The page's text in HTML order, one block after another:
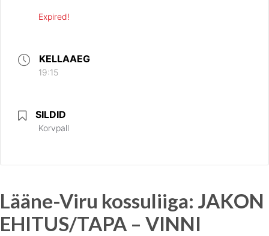
Expired!
KELLAAEG
19:15
SILDID
Korvpall
Lääne-Viru kossuliiga: JAKON
EHITUS/TAPA – VINNI